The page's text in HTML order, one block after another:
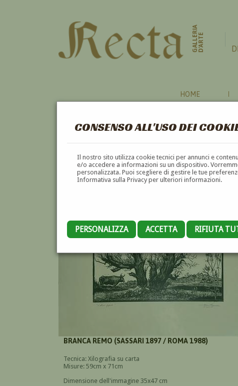
CONSENSO ALL'USO DEI
Il nostro sito utilizza cookie tecnici per annunci e
e/o accedere a informazioni su un dispositivo.
personalizzata. Puoi scegliere di gestire le tue
Informativa sulla Privacy per ulteriori informazioni.
PERSONALIZZA ACCETTA RIFIUTA
GALLERIAD'ARTE
HOME
L'ULTIMO GIGANTE - 1968 (1968)
BRANCA REMO (SASSARI 1897 / ROMA 1988)
Tecnica: Xilografia su carta
Misure: 59cm x 71cm
Dimensione dell'immagine 35x47 cm